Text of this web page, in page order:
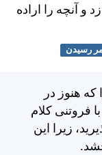
و آنچه را اراده
رسیدن
كه هنوز در
فروتنی كلام
زيرا اين